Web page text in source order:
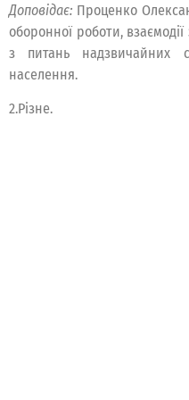
Доповідає: Проценко
оборонної роботи,
з питань надзвичайних
населення.
2.Різне.